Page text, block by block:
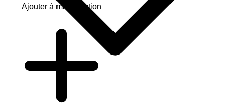
Ajouter à ma sélection